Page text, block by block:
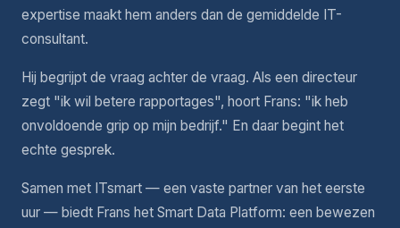
expertise maakt hem anders dan de gemiddelde IT-
consultant.
Hij begrijpt de vraag achter de vraag. Als een directeur
zegt "ik wil betere rapportages", hoort Frans: "ik heb
onvoldoende grip op mijn bedrijf." En daar begint het
echte gesprek.
Samen met ITsmart — een vaste partner van het eerste
uur — biedt Frans het Smart Data Platform: een bewezen